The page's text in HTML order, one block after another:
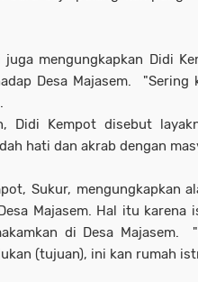
juga mengungkapkan Didi
Desa Majasem. "Sering
Didi Kempot disebut
hati dan akrab dengan
Sukur, mengungkapkan
Majasem. Hal itu karena
di Desa Majasem.
(tujuan), ini kan rumah